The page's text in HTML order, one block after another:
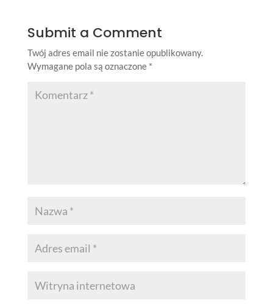
Submit a Comment
Twój adres email nie zostanie opublikowany.
Wymagane pola są oznaczone *